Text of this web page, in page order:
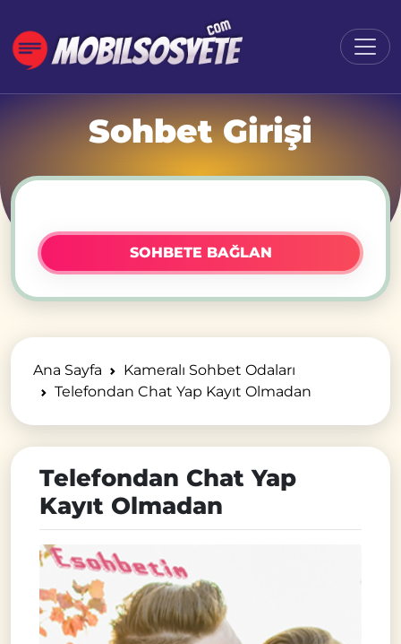
Sohbet Girişi
SOHBETE BAĞLAN
Ana Sayfa
Kameralı Sohbet Odaları
Telefondan Chat Yap Kayıt Olmadan
Telefondan Chat Yap
Kayıt Olmadan